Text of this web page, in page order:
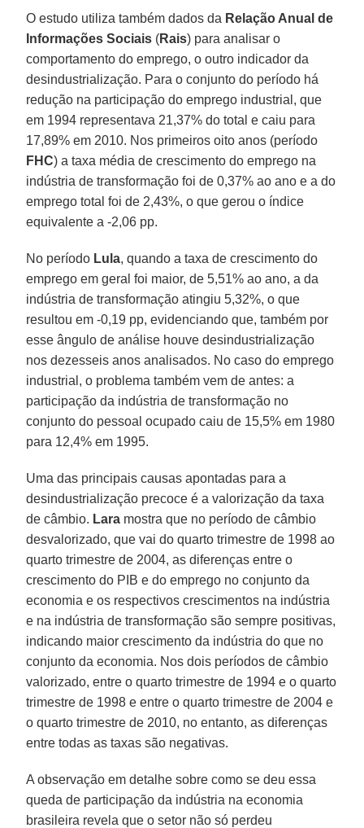
O estudo utiliza também dados da Relação Anual de
Informações Sociais (Rais) para analisar o
comportamento do emprego, o outro indicador da
desindustrialização. Para o conjunto do período há
redução na participação do emprego industrial, que
em 1994 representava 21,37% do total e caiu para
17,89% em 2010. Nos primeiros oito anos (período
FHC) a taxa média de crescimento do emprego na
indústria de transformação foi de 0,37% ao ano e a do
emprego total foi de 2,43%, o que gerou o índice
equivalente a -2,06 pp.
No período Lula, quando a taxa de crescimento do
emprego em geral foi maior, de 5,51% ao ano, a da
indústria de transformação atingiu 5,32%, o que
resultou em -0,19 pp, evidenciando que, também por
esse ângulo de análise houve desindustrialização
nos dezesseis anos analisados. No caso do emprego
industrial, o problema também vem de antes: a
participação da indústria de transformação no
conjunto do pessoal ocupado caiu de 15,5% em 1980
para 12,4% em 1995.
Uma das principais causas apontadas para a
desindustrialização precoce é a valorização da taxa
de câmbio. Lara mostra que no período de câmbio
desvalorizado, que vai do quarto trimestre de 1998 ao
quarto trimestre de 2004, as diferenças entre o
crescimento do PIB e do emprego no conjunto da
economia e os respectivos crescimentos na indústria
e na indústria de transformação são sempre positivas,
indicando maior crescimento da indústria do que no
conjunto da economia. Nos dois períodos de câmbio
valorizado, entre o quarto trimestre de 1994 e o quarto
trimestre de 1998 e entre o quarto trimestre de 2004 e
o quarto trimestre de 2010, no entanto, as diferenças
entre todas as taxas são negativas.
A observação em detalhe sobre como se deu essa
queda de participação da indústria na economia
brasileira revela que o setor não só perdeu